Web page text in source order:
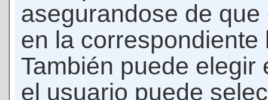
asegurandose de
en la
También puede
el usuario puede